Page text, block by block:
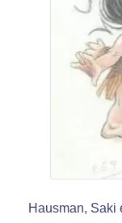
Hausman, Saki